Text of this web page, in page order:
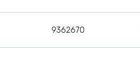
9362670